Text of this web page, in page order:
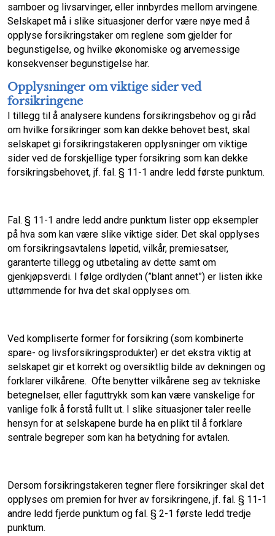
samboer og livsarvinger, eller innbyrdes mellom arvingene.
Selskapet må i slike situasjoner derfor være nøye med å
opplyse forsikringstaker om reglene som gjelder for
begunstigelse, og hvilke økonomiske og arvemessige
konsekvenser begunstigelse har.
Opplysninger om viktige sider ved
forsikringene
I tillegg til å analysere kundens forsikringsbehov og gi råd
om hvilke forsikringer som kan dekke behovet best, skal
selskapet gi forsikringstakeren opplysninger om viktige
sider ved de forskjellige typer forsikring som kan dekke
forsikringsbehovet, jf. fal. § 11-1 andre ledd første punktum.
Fal. § 11-1 andre ledd andre punktum lister opp eksempler
på hva som kan være slike viktige sider. Det skal opplyses
om forsikringsavtalens løpetid, vilkår, premiesatser,
garanterte tillegg og utbetaling av dette samt om
gjenkjøpsverdi. I følge ordlyden (”blant annet”) er listen ikke
uttømmende for hva det skal opplyses om.
Ved kompliserte former for forsikring (som kombinerte
spare- og livsforsikringsprodukter) er det ekstra viktig at
selskapet gir et korrekt og oversiktlig bilde av dekningen og
forklarer vilkårene. Ofte benytter vilkårene seg av tekniske
betegnelser, eller faguttrykk som kan være vanskelige for
vanlige folk å forstå fullt ut. I slike situasjoner taler reelle
hensyn for at selskapene burde ha en plikt til å forklare
sentrale begreper som kan ha betydning for avtalen.
Dersom forsikringstakeren tegner flere forsikringer skal det
opplyses om premien for hver av forsikringene, jf. fal. § 11-1
andre ledd fjerde punktum og fal. § 2-1 første ledd tredje
punktum.